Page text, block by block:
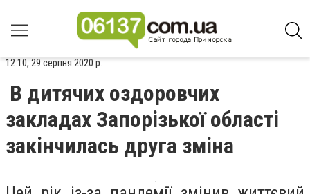
12:10, 29 серпня 2020 р.
В дитячих оздоровчих
закладах Запорізької області
закінчилась друга зміна